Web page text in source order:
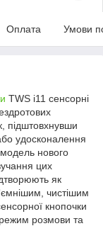
Оплата Умови
TWS i11 сенсорні
підштовхнувши
удосконалення
нового
цих
як
чистішим
кнопочки
розмови та